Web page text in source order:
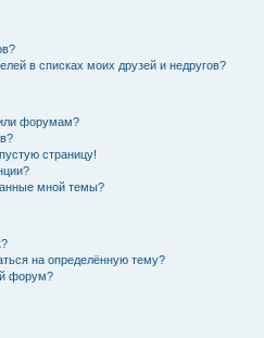
в списках моих друзей и недругов?
форумам?
страницу!
мной темы?
на определённую тему?
форум?